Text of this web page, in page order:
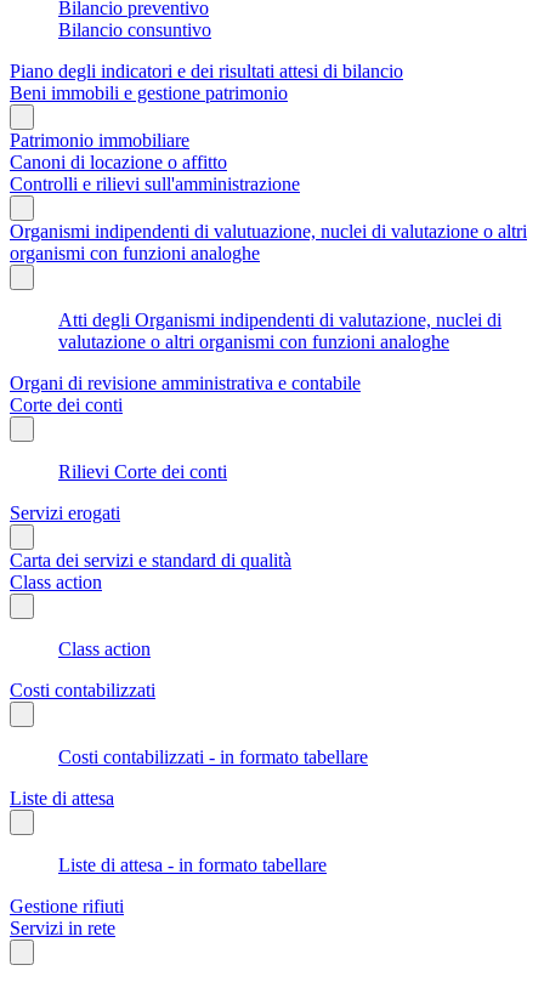
Bilancio preventivo
Bilancio consuntivo
Piano degli indicatori e dei risultati attesi di bilancio
Beni immobili e gestione patrimonio
Patrimonio immobiliare
Canoni di locazione o affitto
Controlli e rilievi sull'amministrazione
Organismi indipendenti di valutuazione, nuclei di valutazione o altri
organismi con funzioni analoghe
Atti degli Organismi indipendenti di valutazione, nuclei di
valutazione o altri organismi con funzioni analoghe
Organi di revisione amministrativa e contabile
Corte dei conti
Rilievi Corte dei conti
Servizi erogati
Carta dei servizi e standard di qualità
Class action
Class action
Costi contabilizzati
Costi contabilizzati - in formato tabellare
Liste di attesa
Liste di attesa - in formato tabellare
Gestione rifiuti
Servizi in rete